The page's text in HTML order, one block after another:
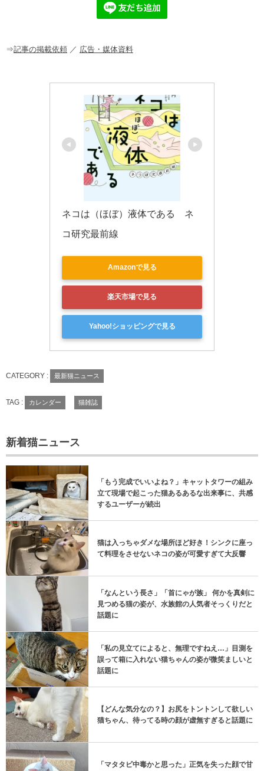
o
a
⇒記事の掲載依頼 ／ 広告・媒体資料
ネコは（ほぼ）液体である　ネ
コ研究最前線
Amazonで見る
楽天市場で見る
Yahoo!ショッピングで見る
CATEGORY : 最新猫ニュース
TAG : カレンダー 猫雑誌
新着猫ニュース
「もう完成でいいよね？」キャットタワーの組み
立て現場で起こった猫あるあるな出来事に、共感
するユーザーが続出
猫は入っちゃダメな場所ほど好き！シンクに座っ
て料理をさせないネコの姿が可愛すぎて大反響
「なんという長さ」「首にゃが族」 何かを真剣に
見つめる猫の姿が、水族館の人気者そっくりだと
話題に
「私の見立てによると、無理ですねえ…」目測を
誤って箱に入れない猫ちゃんの姿が微笑ましいと
話題に
【どんな気分なの？】お尻をトントンして欲しい
猫ちゃん、待ってる時の顔が虚無すぎると話題に
「マタタビ中毒かと思った」正気を失った顔で甘